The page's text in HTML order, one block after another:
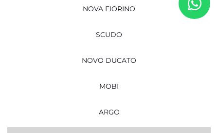
NOVA FIORINO
SCUDO
NOVO DUCATO
MOBI
ARGO